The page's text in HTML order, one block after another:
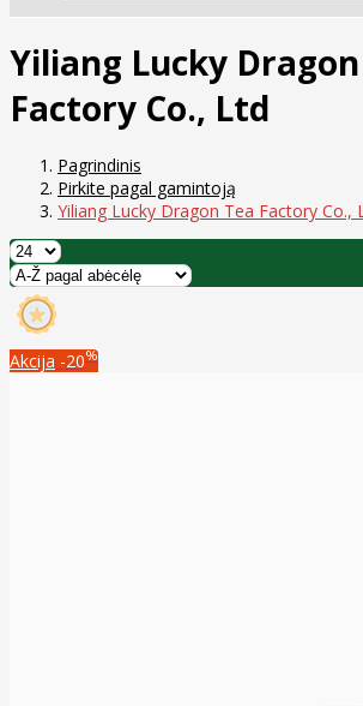
Yiliang Lucky Dragon
Factory Co., Ltd
Pagrindinis
Pirkite pagal gamintoją
Yiliang Lucky Dragon Tea Factory Co.,
Akcija -20%